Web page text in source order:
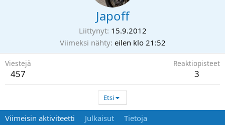
Japoff
Liittynyt 15.9.2012
Viimeksi nähty eilen klo 21:52
Viestejä
457
Reaktiopisteet
3
Etsi
Viimeisin aktiviteetti Julkaisut Tietoja